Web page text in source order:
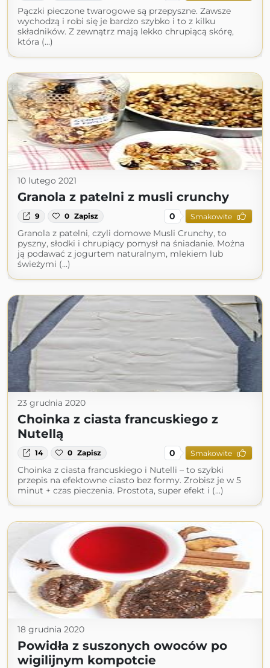
Pączki pieczone twarogowe są przepyszne. Zawsze
wychodzą i robi się je bardzo szybko i to z kilku
składników. Z zewnątrz mają lekko chrupiącą skórę,
która (...)
10 lutego 2021
Granola z patelni z musli crunchy
9 0 Zapisz 0 Smakowite
Granola z patelni, czyli domowe Musli Crunchy, to
pyszny, słodki i chrupiący pomysł na śniadanie. Można
ją podawać z jogurtem naturalnym, mlekiem lub
świeżymi (...)
23 grudnia 2020
Choinka z ciasta francuskiego z
Nutellą
14 0 Zapisz 0 Smakowite
Choinka z ciasta francuskiego i Nutelli – to szybki
przepis na efektowne ciasto bez formy. Zrobisz je w 5
minut + czas pieczenia. Prostota, super efekt i (...)
18 grudnia 2020
Powidła z suszonych owoców po
wigilijnym kompotcie